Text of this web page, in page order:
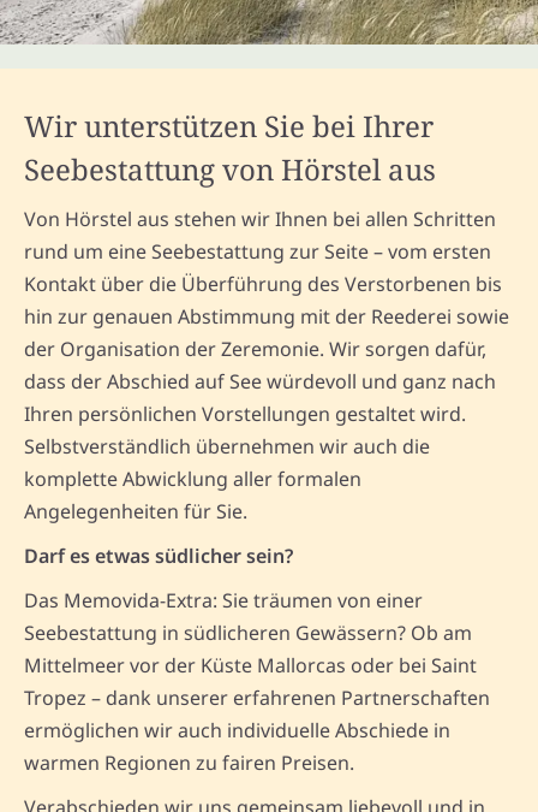
Wir unterstützen Sie bei Ihrer
Seebestattung von Hörstel aus
Von Hörstel aus stehen wir Ihnen bei allen Schritten
rund um eine Seebestattung zur Seite – vom ersten
Kontakt über die Überführung des Verstorbenen bis
hin zur genauen Abstimmung mit der Reederei sowie
der Organisation der Zeremonie. Wir sorgen dafür,
dass der Abschied auf See würdevoll und ganz nach
Ihren persönlichen Vorstellungen gestaltet wird.
Selbstverständlich übernehmen wir auch die
komplette Abwicklung aller formalen
Angelegenheiten für Sie.
Darf es etwas südlicher sein?
Das Memovida-Extra: Sie träumen von einer
Seebestattung in südlicheren Gewässern? Ob am
Mittelmeer vor der Küste Mallorcas oder bei Saint
Tropez – dank unserer erfahrenen Partnerschaften
ermöglichen wir auch individuelle Abschiede in
warmen Regionen zu fairen Preisen.